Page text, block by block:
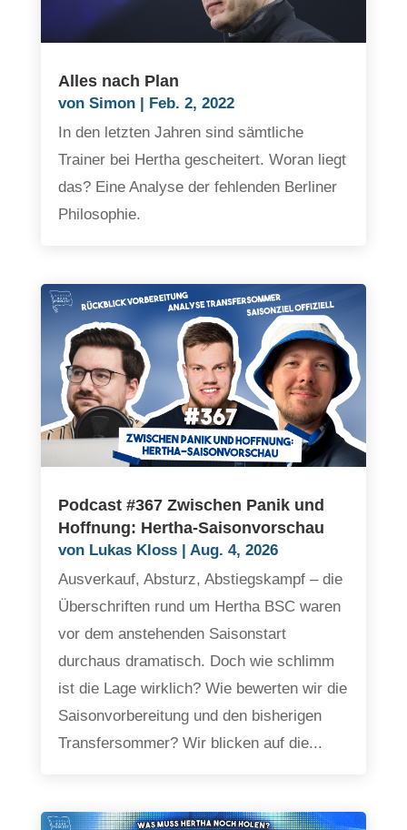
Alles nach Plan
von Simon|
Feb. 2, 2022
In den letzten Jahren sind sämtliche
Trainer bei Hertha gescheitert. Woran liegt
das? Eine Analyse der fehlenden Berliner
Philosophie.
Podcast #367 Zwischen Panik und
Hoffnung: Hertha-Saisonvorschau
von Lukas Kloss| Aug. 4, 2026
Ausverkauf, Absturz, Abstiegskampf – die
Überschriften rund um Hertha BSC waren
vor dem anstehenden Saisonstart
durchaus dramatisch. Doch wie schlimm
ist die Lage wirklich? Wie bewerten wir die
Saisonvorbereitung und den bisherigen
Transfersommer? Wir blicken auf die...